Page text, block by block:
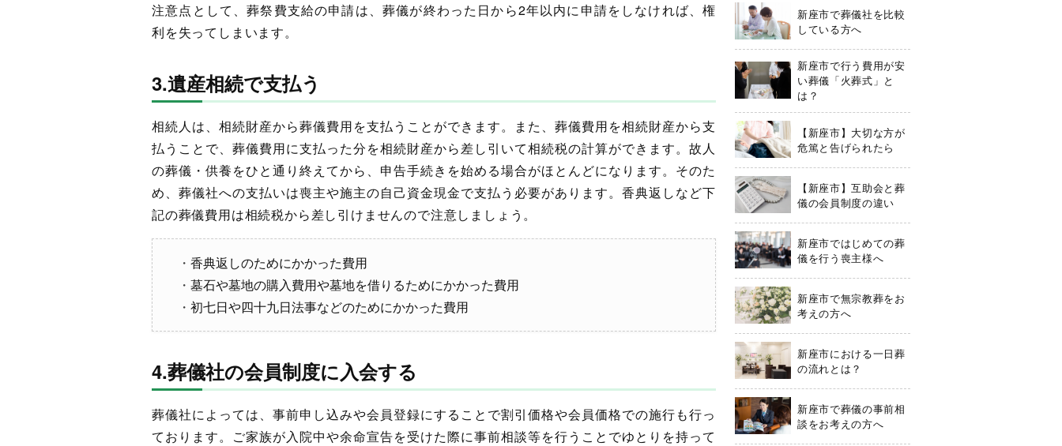
注意点として、葬祭費支給の申請は、葬儀が終わった日から2年以内に申請をしなければ、権
利を失ってしまいます。
3.遺産相続で支払う
相続人は、相続財産から葬儀費用を支払うことができます。また、葬儀費用を相続財産から支
払うことで、葬儀費用に支払った分を相続財産から差し引いて相続税の計算ができます。故人
の葬儀・供養をひと通り終えてから、申告手続きを始める場合がほとんどになります。そのた
め、葬儀社への支払いは喪主や施主の自己資金現金で支払う必要があります。香典返しなど下
記の葬儀費用は相続税から差し引けませんので注意しましょう。
香典返しのためにかかった費用
墓石や墓地の購入費用や墓地を借りるためにかかった費用
初七日や四十九日法事などのためにかかった費用
4.葬儀社の会員制度に入会する
葬儀社によっては、事前申し込みや会員登録にすることで割引価格や会員価格での施行も行っ
ております。ご家族が入院中や余命宣告を受けた際に事前相談等を行うことでゆとりを持って
新座市で葬儀社を比較
している方へ
新座市で行う費用が安
い葬儀「火葬式」と
は？
【新座市】大切な方が
危篤と告げられたら
【新座市】互助会と葬
儀の会員制度の違い
新座市ではじめての葬
儀を行う喪主様へ
新座市で無宗教葬をお
考えの方へ
新座市における一日葬
の流れとは？
新座市で葬儀の事前相
談をお考えの方へ